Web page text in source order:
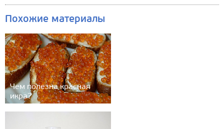
Похожие материалы
Чем полезна красная
икра?